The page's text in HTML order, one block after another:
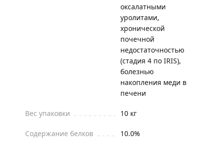
оксалатными
уролитами,
хронической
почечной
недостаточностью
(стадия 4 по IRIS),
болезнью
накопления меди в
печени
Вес упаковки 10 кг
Содержание белков 10.0%